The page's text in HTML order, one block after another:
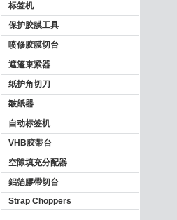
标签机
保护胶膜工具
喷修胶膜切台
遮篷束紧器
纸护角切刀
皺紙器
自动标签机
VHB胶带台
空隙填充分配器
鋁箔膠帶切台
Strap Choppers